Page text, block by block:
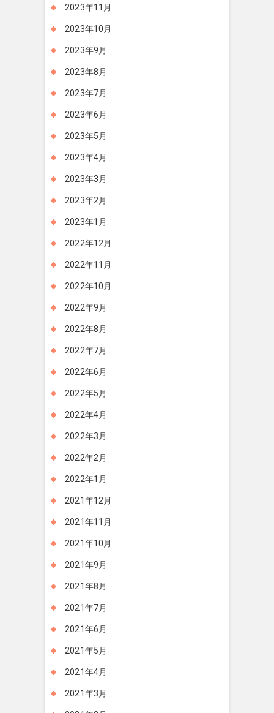
2023年11月
2023年10月
2023年9月
2023年8月
2023年7月
2023年6月
2023年5月
2023年4月
2023年3月
2023年2月
2023年1月
2022年12月
2022年11月
2022年10月
2022年9月
2022年8月
2022年7月
2022年6月
2022年5月
2022年4月
2022年3月
2022年2月
2022年1月
2021年12月
2021年11月
2021年10月
2021年9月
2021年8月
2021年7月
2021年6月
2021年5月
2021年4月
2021年3月